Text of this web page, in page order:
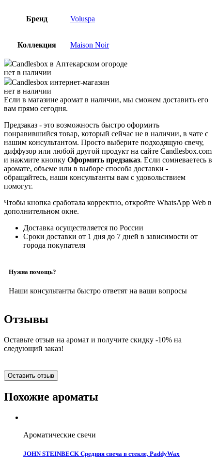
Бренд Voluspa
Коллекция Maison Noir
Candlesbox в Аптекарском огороде
нет в наличии
Candlesbox интернет-магазин
нет в наличии
Если в магазине аромат в наличии, мы сможем доставить его
вам прямо сегодня.
Предзаказ - это возможность быстро оформить
понравившийся товар, который сейчас не в наличии, в чате с
нашим консультантом. Просто выберите подходящую свечу,
диффузор или любой другой продукт на сайте Candlesbox.com
и нажмите кнопку Оформить предзаказ. Если сомневаетесь в
аромате, объеме или в выборе способа доставки -
обращайтесь, наши консультанты вам с удовольствием
помогут.
Чтобы кнопка сработала корректно, откройте WhatsApp Web в
дополнительном окне.
Доставка осуществляется по России
Сроки доставки от 1 дня до 7 дней в зависимости от
города покупателя
Нужна помощь?
Наши консультанты быстро ответят на ваши вопросы
Отзывы
Оставьте отзыв на аромат и получите скидку -10% на
следующий заказ!
Оставить отзыв
Похожие ароматы
Ароматические свечи
JOHN STEINBECK Средняя свеча в стекле, PaddyWax